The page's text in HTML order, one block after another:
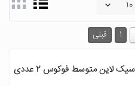
قبلی 1
لاین متوسط فوکوس 2 عددی